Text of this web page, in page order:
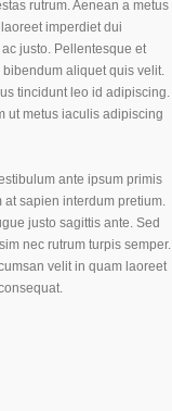
rutrum. Aenean a metus
imperdiet dui
justo. Pellentesque et
aliquet quis velit.
tincidunt leo id adipiscing.
ut metus iaculis adipiscing
ante ipsum primis
sapien interdum pretium.
justo sagittis ante. Sed
nec rutrum turpis semper.
velit in quam laoreet